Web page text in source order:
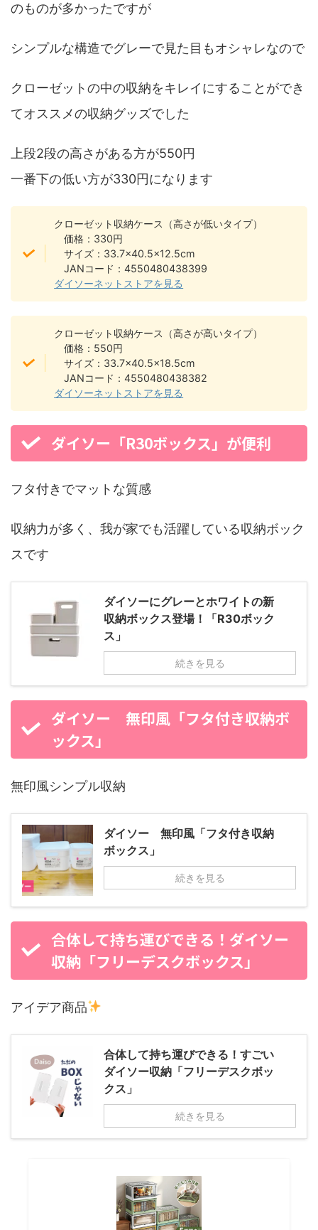
のものが多かったですが
シンプルな構造でグレーで見た目もオシャレなので
クローゼットの中の収納をキレイにすることができ
てオススメの収納グッズでした
上段2段の高さがある方が550円
一番下の低い方が330円になります
クローゼット収納ケース（高さが低いタイプ）
価格：330円
サイズ：33.7×40.5×12.5cm
JANコード：4550480438399
ダイソーネットストアを見る
クローゼット収納ケース（高さが高いタイプ）
価格：550円
サイズ：33.7×40.5×18.5cm
JANコード：4550480438382
ダイソーネットストアを見る
ダイソー「R30ボックス」が便利
フタ付きでマットな質感
収納力が多く、我が家でも活躍している収納ボック
スです
ダイソーにグレーとホワイトの新
収納ボックス登場！「R30ボック
ス」
続きを見る
ダイソー 無印風「フタ付き収納ボ
ックス」
無印風シンプル収納
ダイソー 無印風「フタ付き収納
ボックス」
続きを見る
合体して持ち運びできる！ダイソー
収納「フリーデスクボックス」
アイデア商品
合体して持ち運びできる！すごい
ダイソー収納「フリーデスクボッ
クス」
続きを見る